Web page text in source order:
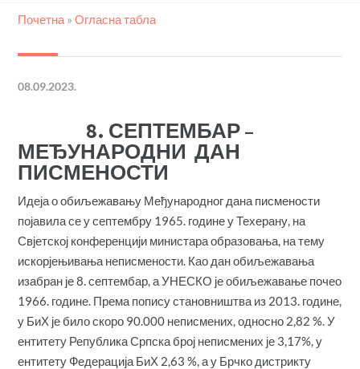
Почетна »Огласна табла
08.09.2023.
8. СЕПТЕМБАР –
МЕЂУНАРОДНИ ДАН
ПИСМЕНОСТИ
Идеја о обиљежавању Међународног дана писмености
појавила се у септембру 1965. године у Техерану, на
Свјетској конференцији министара образовања, на тему
искорјењивања неписмености. Као дан обиљежавања
изабран је 8. септембар, а УНЕСКО је обиљежавање почео
1966. године. Према попису становништва из 2013. године,
у БиХ је било скоро 90.000 неписмених, односно 2,82 %. У
ентитету Република Српска број неписмених је 3,17%, у
ентитету Федерација БиХ 2,63 %, а у Брчко дистрикту